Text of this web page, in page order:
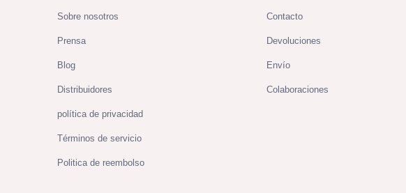
Sobre nosotros
Prensa
Blog
Distribuidores
política de privacidad
Términos de servicio
Politica de reembolso
Contacto
Devoluciones
Envío
Colaboraciones